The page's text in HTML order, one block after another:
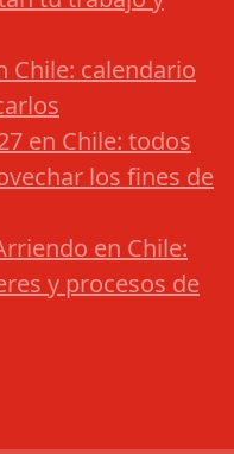
Chile: calendario
en Chile: todos
los fines de
en Chile:
y procesos de